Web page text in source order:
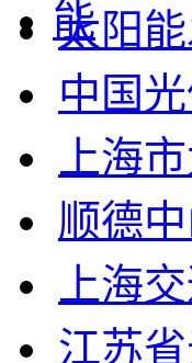
太阳
中国
上海
顺德
上海
江苏